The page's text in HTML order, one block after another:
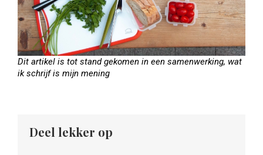
Dit artikel is tot stand gekomen in een samenwerking, wat
ik schrijf is mijn mening
Deel lekker op